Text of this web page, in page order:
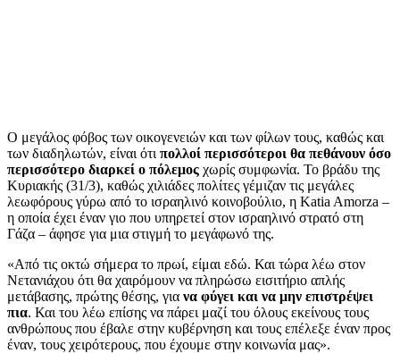
Ο μεγάλος φόβος των οικογενειών και των φίλων τους, καθώς και
των διαδηλωτών, είναι ότι πολλοί περισσότεροι θα πεθάνουν όσο
περισσότερο διαρκεί ο πόλεμος χωρίς συμφωνία. Το βράδυ της
Κυριακής (31/3), καθώς χιλιάδες πολίτες γέμιζαν τις μεγάλες
λεωφόρους γύρω από το ισραηλινό κοινοβούλιο, η Katia Amorza –
η οποία έχει έναν γιο που υπηρετεί στον ισραηλινό στρατό στη
Γάζα – άφησε για μια στιγμή το μεγάφωνό της.
«Από τις οκτώ σήμερα το πρωί, είμαι εδώ. Και τώρα λέω στον
Νετανιάχου ότι θα χαιρόμουν να πληρώσω εισιτήριο απλής
μετάβασης, πρώτης θέσης, για να φύγει και να μην επιστρέψει
πια. Και του λέω επίσης να πάρει μαζί του όλους εκείνους τους
ανθρώπους που έβαλε στην κυβέρνηση και τους επέλεξε έναν προς
έναν, τους χειρότερους, που έχουμε στην κοινωνία μας».